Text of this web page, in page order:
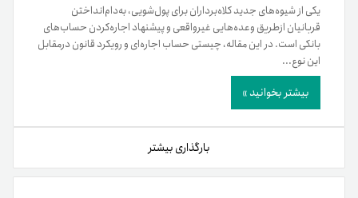
یکی از شیوه‌های جدید کلاه‌برداران برای پول‌شویی، به‌دام‌انداختن
قربانیان ازطریق وعده‌هایی غیرواقعی و پیشنهاد اجاره‌کردن حساب‌های
بانکی است. در این مقاله، چیستی حساب اجاره‌ای و رویکرد قانون در‌مقابل
این نوع...
بیشتر بخوانید »
بارگذاری بیشتر